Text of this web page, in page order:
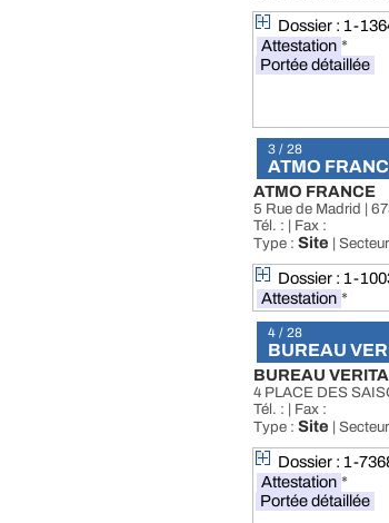
Dossier : 1-
Attestation *
Portée détaillée
3 / 28
ATMO
ATMO FRANCE
5 Rue de Madrid |
Tél. : | Fax :
Type : Site |
Dossier : 1-
Attestation *
4 / 28
BUREAU
BUREAU
4 PLACE DES
Tél. : | Fax :
Type : Site |
Dossier : 1-
Attestation *
Portée détaillée